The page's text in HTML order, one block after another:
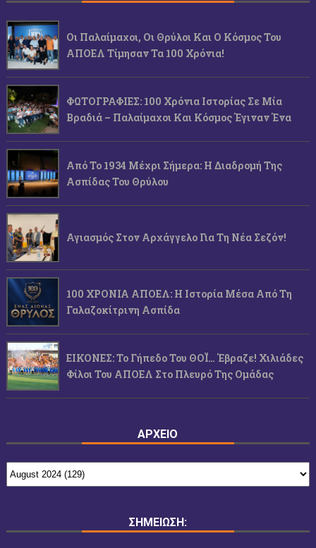
Οι Παλαίμαχοι, Οι Θρύλοι Και Ο Κόσμος Του
ΑΠΟΕΛ Τίμησαν Τα 100 Χρόνια!
ΦΩΤΟΓΡΑΦΙΕΣ: 100 Χρόνια Ιστορίας Σε Μία
Βραδιά – Παλαίμαχοι Και Κόσμος Έγιναν Ένα
Από Το 1934 Μέχρι Σήμερα: Η Διαδρομή Της
Ασπίδας Του Θρύλου
Αγιασμός Στον Αρχάγγελο Για Τη Νέα Σεζόν!
100 ΧΡΟΝΙΑ ΑΠΟΕΛ: Η Ιστορία Μέσα Από Τη
Γαλαζοκίτρινη Ασπίδα
ΕΙΚΟΝΕΣ: Το Γήπεδο Του ΘΟΪ… Έβραζε! Χιλιάδες
Φίλοι Του ΑΠΟΕΛ Στο Πλευρό Της Ομάδας
ΑΡΧΕΙΟ
ΣΗΜΕΙΩΣΗ: